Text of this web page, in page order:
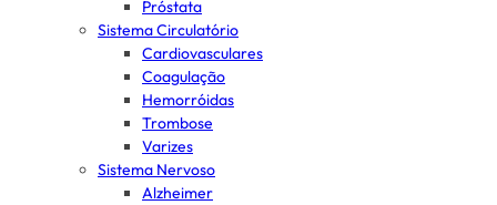
Próstata
Sistema Circulatório
Cardiovasculares
Coagulação
Hemorróidas
Trombose
Varizes
Sistema Nervoso
Alzheimer